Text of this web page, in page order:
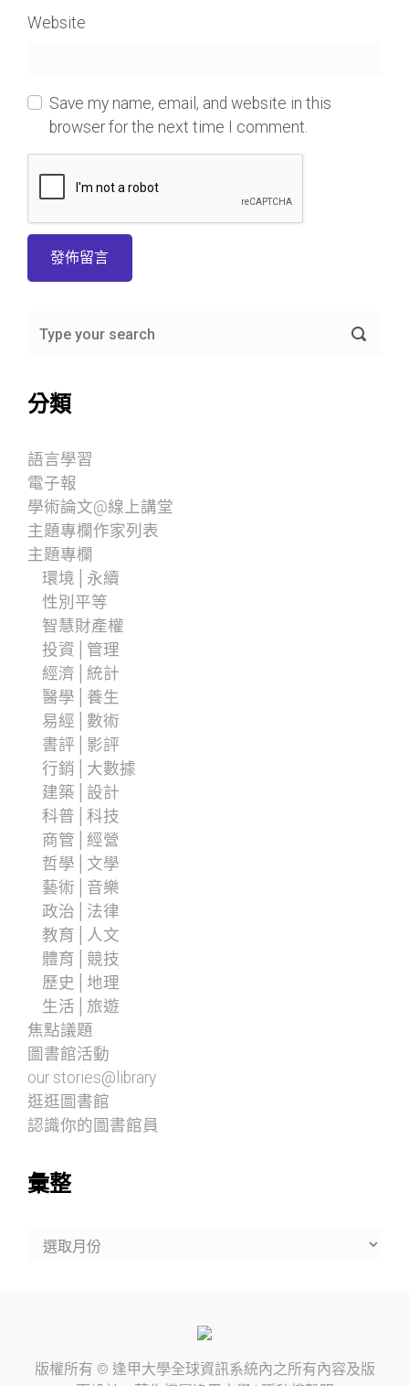
Website
Save my name, email, and website in this
browser for the next time I comment.
分類
語言學習
電子報
學術論文@線上講堂
主題專欄作家列表
主題專欄
環境│永續
性別平等
智慧財產權
投資│管理
經濟│統計
醫學│養生
易經│數術
書評│影評
行銷│大數據
建築│設計
科普│科技
商管│經營
哲學│文學
藝術│音樂
政治│法律
教育│人文
體育│競技
歷史│地理
生活│旅遊
焦點議題
圖書館活動
our stories@library
逛逛圖書館
認識你的圖書館員
彙整
版權所有 © 逢甲大學全球資訊系統內之所有內容及版